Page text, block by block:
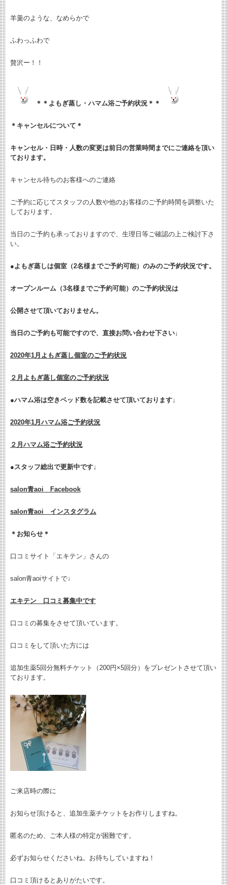
羊羹のような、なめらかで
ふわっふわで
贅沢ー！！
＊＊よもぎ蒸し・ハマム浴ご予約状況＊＊
＊キャンセルについて＊
キャンセル・日時・人数の変更は前日の営業時間までにご連絡を頂い
ております。
キャンセル待ちのお客様へのご連絡
ご予約に応じてスタッフの人数や他のお客様のご予約時間を調整いた
しております。
当日のご予約も承っておりますので、生理日等ご確認の上ご検討下さ
い。
●よもぎ蒸しは個室（2名様までご予約可能）のみのご予約状況です。
オープンルーム（3名様までご予約可能）のご予約状況は
公開させて頂いておりません。
当日のご予約も可能ですので、直接お問い合わせ下さい↓
2020年1月よもぎ蒸し個室のご予約状況
２月よもぎ蒸し個室のご予約状況
●ハマム浴は空きベッド数を記載させて頂いております↓
2020年1月ハマム浴ご予約状況
２月ハマム浴ご予約状況
●スタッフ総出で更新中です↓
salon青aoi Facebook
salon青aoi インスタグラム
＊お知らせ＊
口コミサイト「エキテン」さんの
salon青aoiサイトで↓
エキテン 口コミ募集中です
口コミの募集をさせて頂いています。
口コミをして頂いた方には
追加生薬5回分無料チケット（200円×5回分）をプレゼントさせて頂い
ております。
ご来店時の際に
お知らせ頂けると、追加生薬チケットをお作りしますね。
匿名のため、ご本人様の特定が困難です。
必ずお知らせくださいね。お待ちしていますね！
口コミ頂けるとありがたいです。